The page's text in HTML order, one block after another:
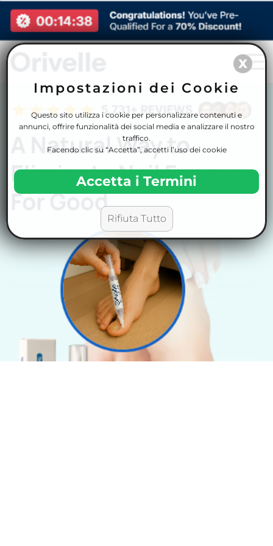
Impostazioni dei Cookie
Questo sito utilizza i cookie per personalizzare contenuti e
annunci, offrire funzionalità dei social media e analizzare il nostro
traffico.
Facendo clic su “Accetta”, accetti l’uso dei cookie
Accetta i Termini
Rifiuta Tutto